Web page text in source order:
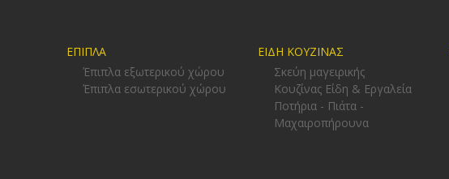
ΕΠΙΠΛΑ
Έπιπλα εξωτερικού χώρου
Έπιπλα εσωτερικού χώρου
ΕΙΔΗ ΚΟΥΖΙΝΑΣ
Σκεύη μαγειρικής
Κουζίνας Είδη & Εργαλεία
Ποτήρια - Πιάτα -
Μαχαιροπήρουνα